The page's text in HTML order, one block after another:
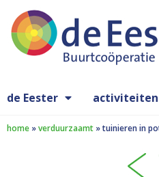
de Eester activiteiten
home »verduurzaamt »tuinieren in